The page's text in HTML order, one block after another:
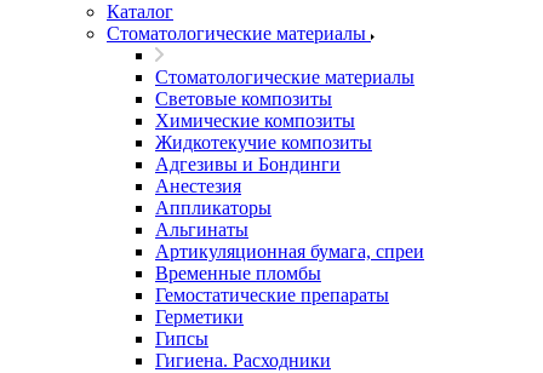
Каталог
Стоматологические материалы
Стоматологические материалы
Световые композиты
Химические композиты
Жидкотекучие композиты
Адгезивы и Бондинги
Анестезия
Аппликаторы
Альгинаты
Артикуляционная бумага, спреи
Временные пломбы
Гемостатические препараты
Герметики
Гипсы
Гигиена. Расходники